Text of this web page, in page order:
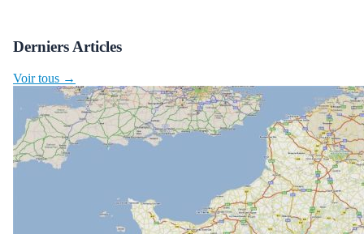
Derniers Articles
Voir tous →